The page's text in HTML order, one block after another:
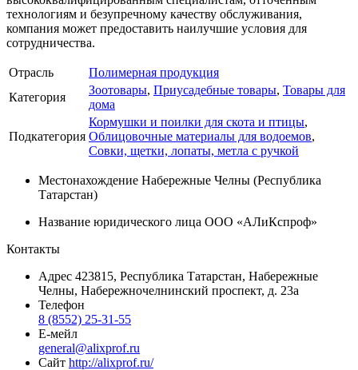
технологиям и безупречному качеству обслуживания,
компания может предоставить наилучшие условия для
сотрудничества.
Отрасль
Полимерная продукция
Категория
Зоотовары, Приусадебные товары, Товары для
дома
Подкатегория
Кормушки и поилки для скота и птицы,
Облицовочные материалы для водоемов,
Совки, щетки, лопаты, метла с ручкой
Местонахождение Набережные Челны (Республика
Татарстан)
Название юридического лица ООО «АЛиКспроф»
Контакты
Адрес 423815, Республика Татарстан, Набережные
Челны, Набережночелнинский проспект, д. 23а
Телефон
8 (8552) 25-31-55
Е-мейл
general@alixprof.ru
Сайт http://alixprof.ru/